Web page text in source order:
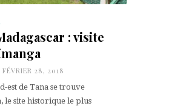
: visite
FÉVRIER 28, 2018
est de Tana se trouve
le site historique le plus